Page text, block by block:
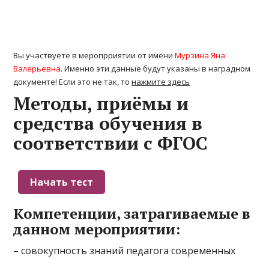
Вы участвуете в меропрриятии от имениМурзина Яна
Валерьевна. Именно эти данные будут указаны в наградном
документе! Если это не так, тонажмите здесь
Методы, приёмы и
средства обучения в
соответствии с ФГОС
Компетенции, затрагиваемые в
данном мероприятии:
– совокупность знаний педагога современных